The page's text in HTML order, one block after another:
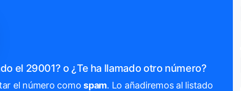
el 29001? o ¿Te ha llamado otro número?
el número comospam. Lo añadiremos al listado